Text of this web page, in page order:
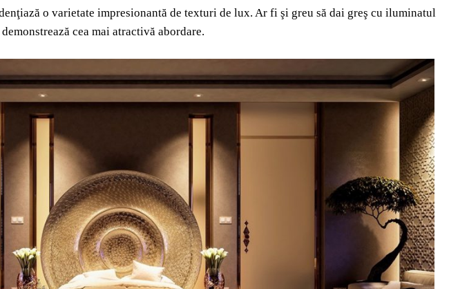
o varietate impresionantă de texturi de lux. Ar fi şi greu să dai greş cu iluminatul
cea mai atractivă abordare.